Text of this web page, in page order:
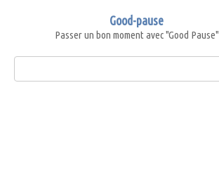
Good-pause
Passer un bon moment avec "Good Pause"
Search: